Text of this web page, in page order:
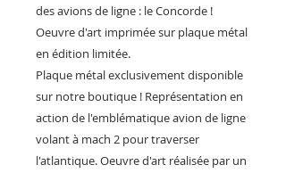
des avions de ligne : le Concorde !
Oeuvre d'art imprimée sur plaque métal
en édition limitée.
Plaque métal exclusivement disponible
sur notre boutique ! Représentation en
action de l'emblématique avion de ligne
volant à mach 2 pour traverser
l'atlantique. Oeuvre d'art réalisée par un